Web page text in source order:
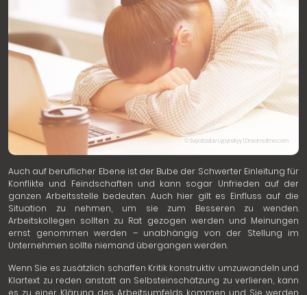
© Svyatoslav Lypynskyy | Dreamstime.com
Auch auf beruflicher Ebene ist der Bube der Schwerter Einleitung für
Konflikte und Feindschaften und kann sogar Unfrieden auf der
ganzen Arbeitsstelle bedeuten. Auch hier gilt es Einfluss auf die
Situation zu nehmen, um sie zum Besseren zu wenden.
Arbeitskollegen sollten zu Rat gezogen werden und Meinungen
ernst genommen werden – unabhängig von der Stellung im
Unternehmen sollte niemand übergangen werden.
Wenn Sie es zusätzlich schaffen Kritik konstruktiv umzuwandeln und
Klartext zu reden anstatt an Selbsteinschätzung zu verlieren, kann
es zu einer Klärung des Arbeitsumfelds kommen und Sie werden